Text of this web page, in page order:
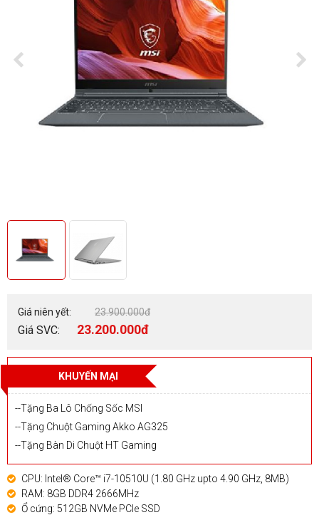
Giá niên yết: 23.900.000đ
Giá SVC: 23.200.000đ
KHUYẾN MẠI
--Tặng Ba Lô Chống Sốc MSI
--Tặng Chuột Gaming Akko AG325
--Tặng Bàn Di Chuột HT Gaming
CPU: Intel® Core™ i7-10510U (1.80 GHz upto 4.90 GHz, 8MB)
RAM: 8GB DDR4 2666MHz
Ổ cứng: 512GB NVMe PCIe SSD